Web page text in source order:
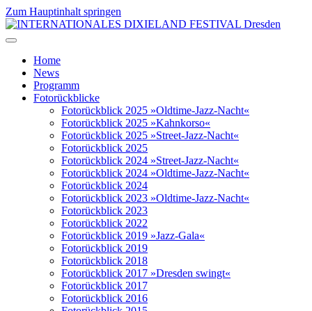
Zum Hauptinhalt springen
Home
News
Programm
Fotorückblicke
Fotorückblick 2025 »Oldtime-Jazz-Nacht«
Fotorückblick 2025 »Kahnkorso«
Fotorückblick 2025 »Street-Jazz-Nacht«
Fotorückblick 2025
Fotorückblick 2024 »Street-Jazz-Nacht«
Fotorückblick 2024 »Oldtime-Jazz-Nacht«
Fotorückblick 2024
Fotorückblick 2023 »Oldtime-Jazz-Nacht«
Fotorückblick 2023
Fotorückblick 2022
Fotorückblick 2019 »Jazz-Gala«
Fotorückblick 2019
Fotorückblick 2018
Fotorückblick 2017 »Dresden swingt«
Fotorückblick 2017
Fotorückblick 2016